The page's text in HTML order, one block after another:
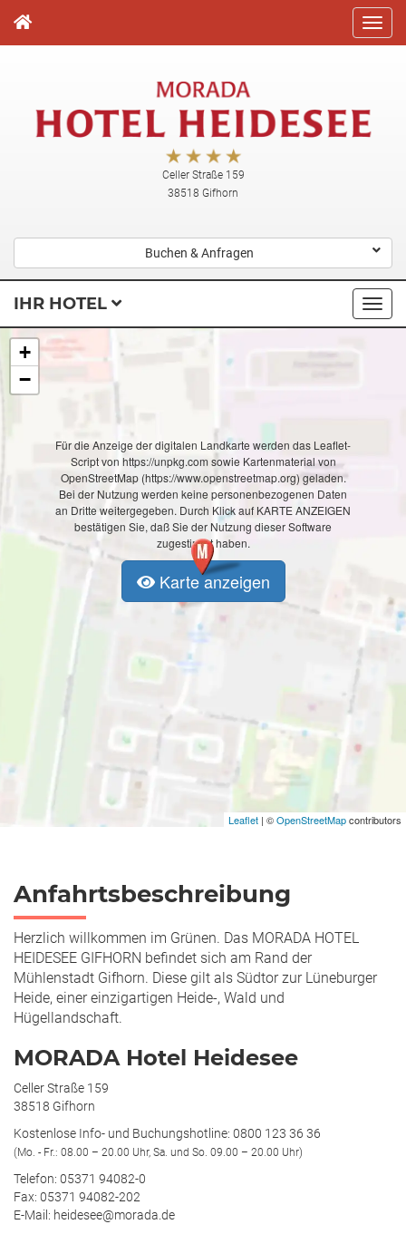
zum
Inhalt
Celler Straße 159
38518 Gifhorn
Buchen & Anfragen
IHR HOTEL
Für die Anzeige der digitalen Landkarte werden das Leaflet-
Script von https://unpkg.com sowie Kartenmaterial von
OpenStreetMap (https://www.openstreetmap.org) geladen.
Bei der Nutzung werden keine personenbezogenen Daten
an Dritte weitergegeben. Durch Klick auf KARTE ANZEIGEN
bestätigen Sie, daß Sie der Nutzung dieser Software
zugestimmt haben.
Karte anzeigen
+
−
Leaflet | ©OpenStreetMapcontributors
Anfahrtsbeschreibung
Herzlich willkommen im Grünen. Das MORADA HOTEL
HEIDESEE GIFHORN befindet sich am Rand der
Mühlenstadt Gifhorn. Diese gilt als Südtor zur Lüneburger
Heide, einer einzigartigen Heide-, Wald und
Hügellandschaft.
MORADA Hotel Heidesee
Celler Straße 159
38518 Gifhorn
Kostenlose Info- und Buchungshotline: 0800 123 36 36
(Mo. - Fr.: 08.00 – 20.00 Uhr, Sa. und So. 09.00 – 20.00 Uhr)
Telefon: 05371 94082-0
Fax: 05371 94082-202
E-Mail: heidesee@morada.de